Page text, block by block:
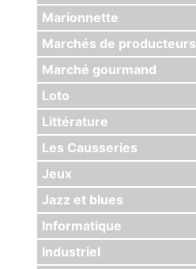
Marionnette
Marchés de producteurs
Marché gourmand
Loto
Littérature
Les Causseries
Jeux
Jazz et blues
Informatique
Industriel